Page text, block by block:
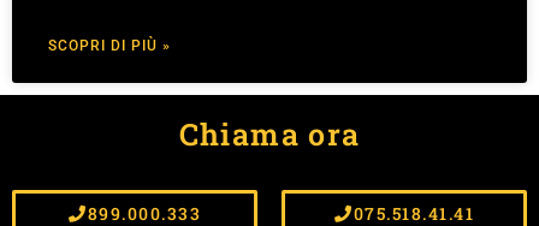
SCOPRI DI PIÙ »
Chiama ora
899.000.333 075.518.41.41